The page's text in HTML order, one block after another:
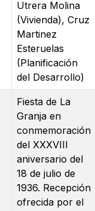
Utrera Molina
(Vivienda), Cruz
Martinez
Esteruelas
(Planificación
del Desarrollo)
Fiesta de La
Granja en
conmemoración
del XXXVIII
aniversario del
18 de julio de
1936. Recepción
ofrecida por el